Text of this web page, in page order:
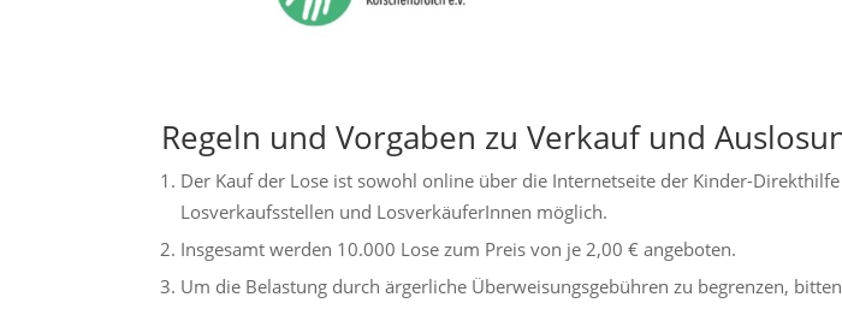
Regeln und Vorgaben zu Verkauf und
Der Kauf der Lose ist sowohl online über die Internetseite der Kinder-
Losverkaufsstellen und LosverkäuferInnen möglich.
Insgesamt werden 10.000 Lose zum Preis von je 2,00 € angeboten.
Um die Belastung durch ärgerliche Überweisungsgebühren zu begrenzen,